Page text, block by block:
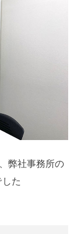
弊社事務所の
た